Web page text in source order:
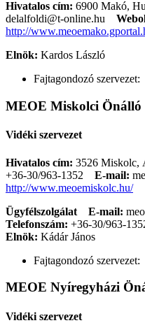
Hivatalos cím: 6900 Makó,
delalfoldi@t-online.hu
http://
Elnök: Kardos László
Fajtagondozó szervezet:
MEOE Miskolci Önálló
Vidéki szervezet
Hivatalos cím: 3526 Miskolc,
+36-30/963-1352
E-mail:
http://www.meoemiskolc.hu/
Ügyfélszolgálat
E-mail:
Telefonszám: +36-30/963-
Elnök: Kádár János
Fajtagondozó szervezet:
MEOE Nyíregyházi
Vidéki szervezet